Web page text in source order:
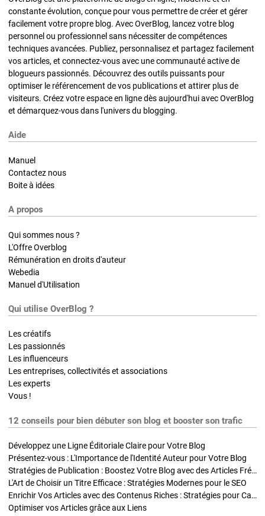
constante évolution, conçue pour vous permettre de créer et gérer
facilement votre propre blog. Avec OverBlog, lancez votre blog
personnel ou professionnel sans nécessiter de compétences
techniques avancées. Publiez, personnalisez et partagez facilement
vos articles, et connectez-vous avec une communauté active de
blogueurs passionnés. Découvrez des outils puissants pour
optimiser le référencement de vos publications et attirer plus de
visiteurs. Créez votre espace en ligne dès aujourd'hui avec OverBlog
et démarquez-vous dans l'univers du blogging.
Aide
Manuel
Contactez nous
Boite à idées
A propos
Qui sommes nous ?
L'Offre Overblog
Rémunération en droits d'auteur
Webedia
Manuel d'Utilisation
Qui utilise OverBlog ?
Les créatifs
Les passionnés
Les influenceurs
Les entreprises, collectivités et associations
Les experts
Vous !
12 conseils pour bien débuter son blog et booster son trafic
Développez une Ligne Éditoriale Claire pour Votre Blog
Présentez-vous : L'Importance de l'Identité Auteur pour Votre Blog
Stratégies de Publication : Boostez Votre Blog avec des Articles Fréquents et Exclusifs
L'Art de Choisir un Titre Efficace : Stratégies Modernes pour le SEO
Enrichir Vos Articles avec des Contenus Riches : Stratégies pour Captiver et Optimiser
Optimiser vos Articles grâce aux Liens